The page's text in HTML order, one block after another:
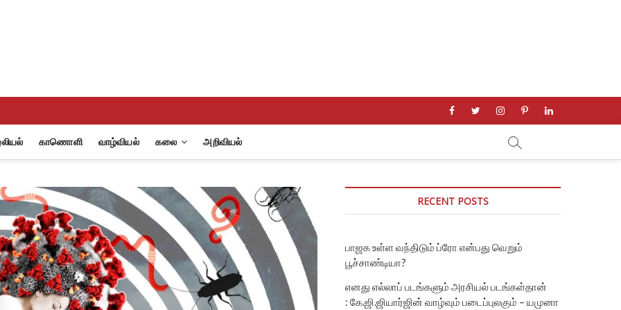
facebooktwitterinstagrampinterestlinkedin
காணொளி வாழ்வியல் கலை அறிவியல்
RECENT POSTS
பாஜக உள்ள வந்திடும் ப்ரோ என்பது வெறும்
பூச்சாண்டியா?
எனது எல்லாப் படங்களும் அரசியல் படங்கள்தான்
: கே.ஜி.ஜியார்ஜின் வாழ்வும் படைப்புலகும் – யமுனா